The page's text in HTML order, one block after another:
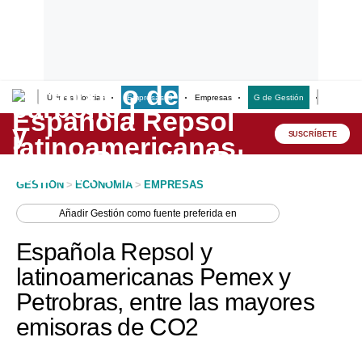
Últimas Noticias Empresas G Empresas G de Gestión
Lo último
Peru Quiosco
Economía
Mercados
Perú
SUSCRÍBETE
GESTION > ECONOMIA > EMPRESAS
AñadirGestión como fuente preferida en
Española Repsol y
latinoamericanas Pemex y
Petrobras, entre las mayores
emisoras de CO2